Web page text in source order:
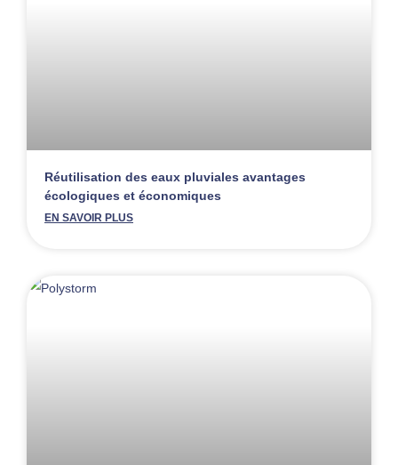
Réutilisation des eaux pluviales avantages
écologiques et économiques
EN SAVOIR PLUS